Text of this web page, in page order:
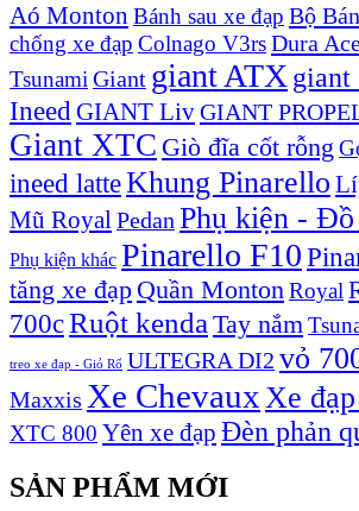
Aó Monton Bánh sau xe đạp Bộ
chống xe đạp Colnago V3rsDura
Tsunami Giant giant ATX giant
Ineed GIANT LivGIANT
Giant XTC Giò đĩa cốt rỗng
ineed latteKhung Pinarello
Mũ Royal Pedan Phụ kiện - Đồ
Phụ kiện khác Pinarello F10
tăng xe đạp Quần Monton Royal
700cRuột kenda Tay nắm
treo xe đạp - Giỏ Rổ ULTEGRA DI2 vỏ
Maxxis Xe Chevaux Xe
XTC 800 Yên xe đạp Đèn phản
SẢN PHẨM MỚI